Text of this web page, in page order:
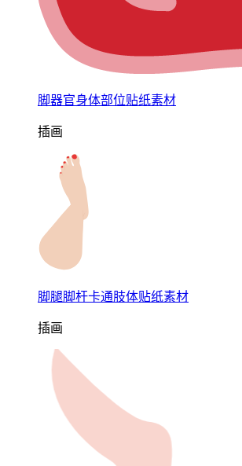
脚器官身体部位贴纸素材
插画
脚腿脚杆卡通肢体贴纸素材
插画